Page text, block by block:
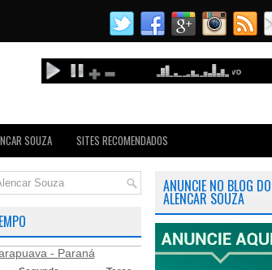
SOUZA SITES RECOMENDADOS
- Paraná
ANUNCIE NO BLOG DO
ALENCAR SOUZA